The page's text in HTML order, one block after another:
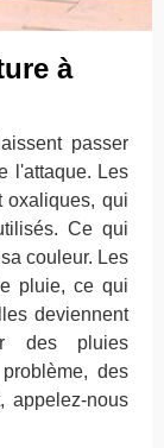
à
passer
l'attaque. Les
oxaliques, qui
Ce qui
couleur. Les
pluie, ce qui
deviennent
des pluies
des
appelez-nous